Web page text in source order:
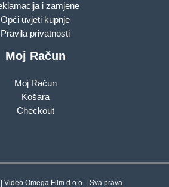
i zamjene
Opći uvjeti kupnje
Pravila privatnosti
Moj Račun
Moj Račun
Košara
Checkout
Video Omega Film d.o.o. | Sva prava